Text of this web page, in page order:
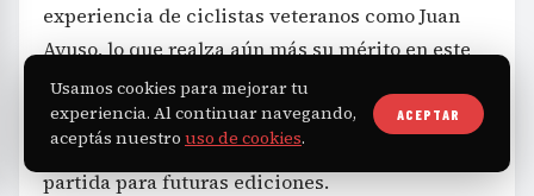
experiencia de ciclistas veteranos como Juan
Ayuso, lo que realza aún más su mérito en este
debut de altura en una competencia tan
exigente. Su cuarto lugar final, aunque cercano
al podio, representa un prometedor punto de
partida para futuras ediciones.
Usamos cookies para mejorar tu
experiencia. Al continuar navegando,
aceptás nuestro uso de cookies.
ACEPTAR